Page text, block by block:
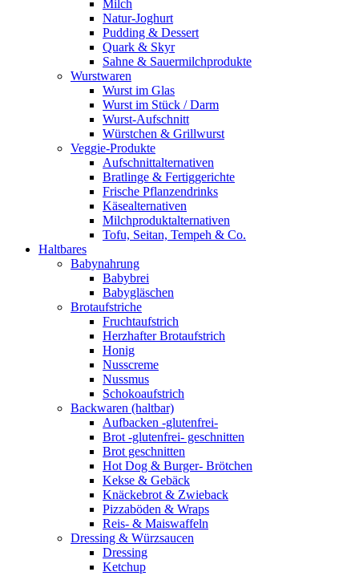
Milch
Natur-Joghurt
Pudding & Dessert
Quark & Skyr
Sahne & Sauermilchprodukte
Wurstwaren
Wurst im Glas
Wurst im Stück / Darm
Wurst-Aufschnitt
Würstchen & Grillwurst
Veggie-Produkte
Aufschnittalternativen
Bratlinge & Fertiggerichte
Frische Pflanzendrinks
Käsealternativen
Milchproduktalternativen
Tofu, Seitan, Tempeh & Co.
Haltbares
Babynahrung
Babybrei
Babygläschen
Brotaufstriche
Fruchtaufstrich
Herzhafter Brotaufstrich
Honig
Nusscreme
Nussmus
Schokoaufstrich
Backwaren (haltbar)
Aufbacken -glutenfrei-
Brot -glutenfrei- geschnitten
Brot geschnitten
Hot Dog & Burger- Brötchen
Kekse & Gebäck
Knäckebrot & Zwieback
Pizzaböden & Wraps
Reis- & Maiswaffeln
Dressing & Würzsaucen
Dressing
Ketchup